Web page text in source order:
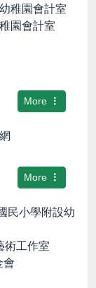
稚園會計室
園會計室
More
More
民小學附設幼
工作室
會